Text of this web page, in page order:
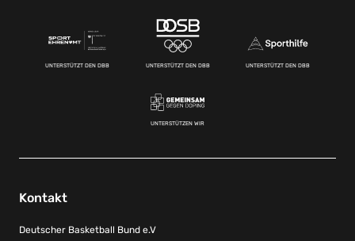
UNTERSTÜTZT DEN DBB UNTERSTÜTZT DEN DBB UNTERSTÜTZT DEN DBB
UNTERSTÜTZEN WIR
Kontakt
Deutscher Basketball Bund e.V